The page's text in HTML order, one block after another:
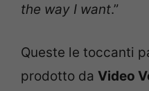
the way I want.”
Queste le toccanti
prodotto da Video